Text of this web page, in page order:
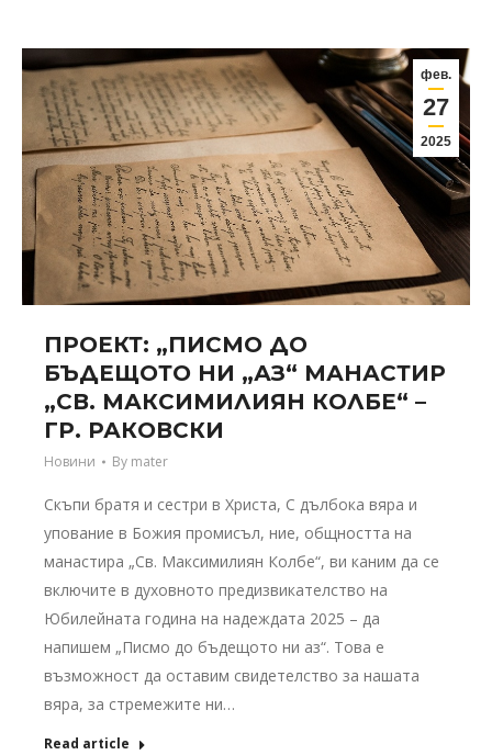
фев.
27
2025
ПРОЕКТ: „ПИСМО ДО
БЪДЕЩОТО НИ „АЗ“ МАНАСТИР
„СВ. МАКСИМИЛИЯН КОЛБЕ“ –
ГР. РАКОВСКИ
Новини By mater
Скъпи братя и сестри в Христа, С дълбока вяра и
упование в Божия промисъл, ние, общността на
манастира „Св. Максимилиян Колбе“, ви каним да се
включите в духовното предизвикателство на
Юбилейната година на надеждата 2025 – да
напишем „Писмо до бъдещото ни аз“. Това е
възможност да оставим свидетелство за нашата
вяра, за стремежите ни…
Read article